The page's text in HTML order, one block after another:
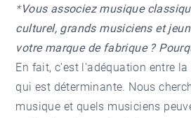
*Vous associez musique
culturel, grands musiciens et
votre marque de fabrique ?
En fait, c'est l'adéquation entre
qui est déterminante. Nous
musique et quels musiciens